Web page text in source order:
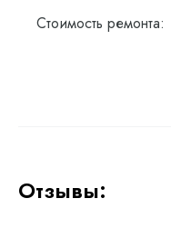
Стоимость ремонта:
Отзывы: